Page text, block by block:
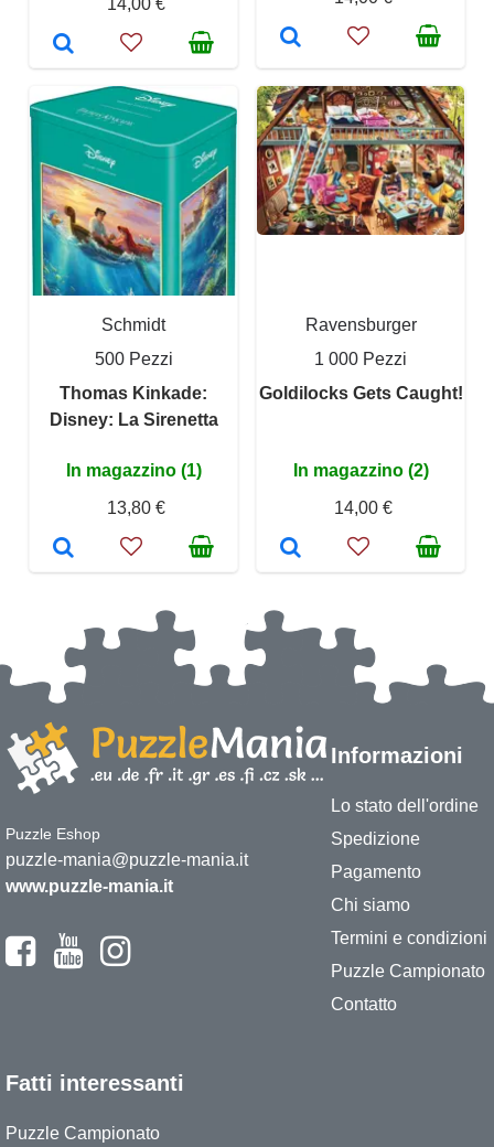
14,00 €
Schmidt
500 Pezzi
Thomas Kinkade:
Disney: La Sirenetta
In magazzino (1)
13,80 €
Ravensburger
1 000 Pezzi
Goldilocks Gets Caught!
In magazzino (2)
14,00 €
Puzzle Eshop
puzzle-mania@puzzle-mania.it
www.puzzle-mania.it
Informazioni
Lo stato dell'ordine
Spedizione
Pagamento
Chi siamo
Termini e condizioni
Puzzle Campionato
Contatto
Fatti interessanti
Puzzle Campionato